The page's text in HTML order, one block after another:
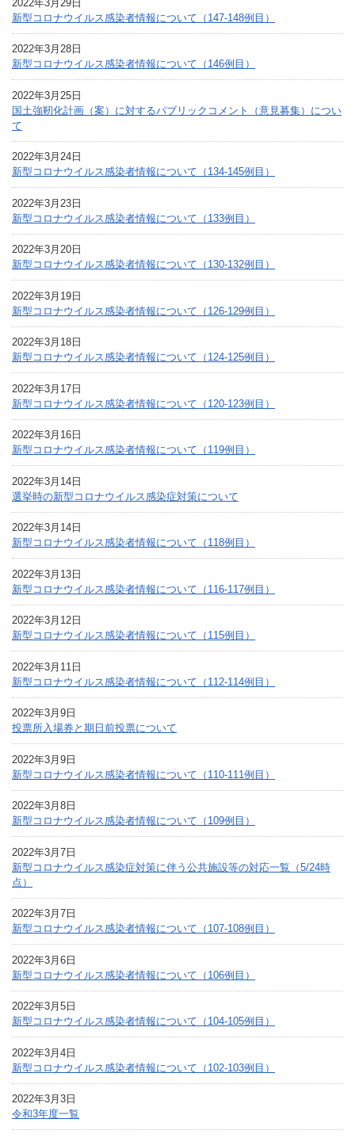
2022年3月29日
新型コロナウイルス感染者情報について（147-148例目）
2022年3月28日
新型コロナウイルス感染者情報について（146例目）
2022年3月25日
国土強靭化計画（案）に対するパブリックコメント（意見募集）につい
て
2022年3月24日
新型コロナウイルス感染者情報について（134-145例目）
2022年3月23日
新型コロナウイルス感染者情報について（133例目）
2022年3月20日
新型コロナウイルス感染者情報について（130-132例目）
2022年3月19日
新型コロナウイルス感染者情報について（126-129例目）
2022年3月18日
新型コロナウイルス感染者情報について（124-125例目）
2022年3月17日
新型コロナウイルス感染者情報について（120-123例目）
2022年3月16日
新型コロナウイルス感染者情報について（119例目）
2022年3月14日
選挙時の新型コロナウイルス感染症対策について
2022年3月14日
新型コロナウイルス感染者情報について（118例目）
2022年3月13日
新型コロナウイルス感染者情報について（116-117例目）
2022年3月12日
新型コロナウイルス感染者情報について（115例目）
2022年3月11日
新型コロナウイルス感染者情報について（112-114例目）
2022年3月9日
投票所入場券と期日前投票について
2022年3月9日
新型コロナウイルス感染者情報について（110-111例目）
2022年3月8日
新型コロナウイルス感染者情報について（109例目）
2022年3月7日
新型コロナウイルス感染症対策に伴う公共施設等の対応一覧（5/24時
点）
2022年3月7日
新型コロナウイルス感染者情報について（107-108例目）
2022年3月6日
新型コロナウイルス感染者情報について（106例目）
2022年3月5日
新型コロナウイルス感染者情報について（104-105例目）
2022年3月4日
新型コロナウイルス感染者情報について（102-103例目）
2022年3月3日
令和3年度一覧